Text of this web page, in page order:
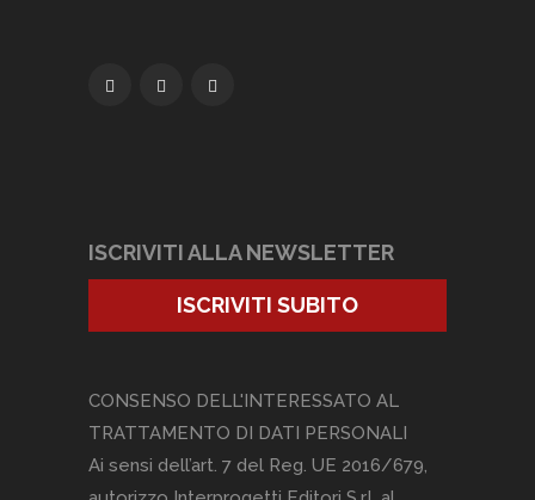
ISCRIVITI ALLA NEWSLETTER
ISCRIVITI SUBITO
CONSENSO DELL'INTERESSATO AL
TRATTAMENTO DI DATI PERSONALI
Ai sensi dell’art. 7 del Reg. UE 2016/679,